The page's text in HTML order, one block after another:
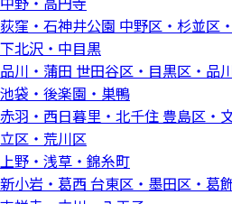
荻窪・石神井公園 中野区・杉並区
下北沢・中目黒
品川・蒲田 世田谷区・目黒区・品
池袋・後楽園・巣鴨
赤羽・西日暮里・北千住 豊島区・
立区・荒川区
上野・浅草・錦糸町
新小岩・葛西 台東区・墨田区・葛